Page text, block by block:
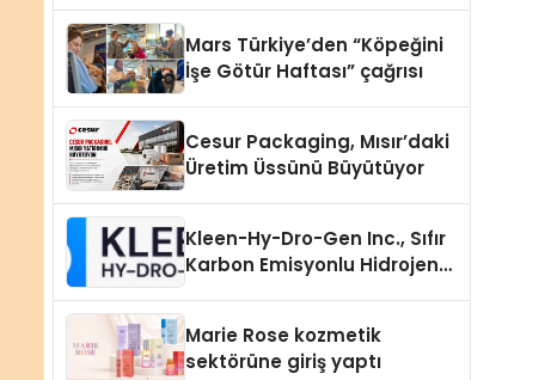
Mars Türkiye’den “Köpeğini
İşe Götür Haftası” çağrısı
Cesur Packaging, Mısır’daki
Üretim Üssünü Büyütüyor
Kleen-Hy-Dro-Gen Inc., Sıfır
Karbon Emisyonlu Hidrojen
Aldı
Marie Rose kozmetik
sektörüne giriş yaptı